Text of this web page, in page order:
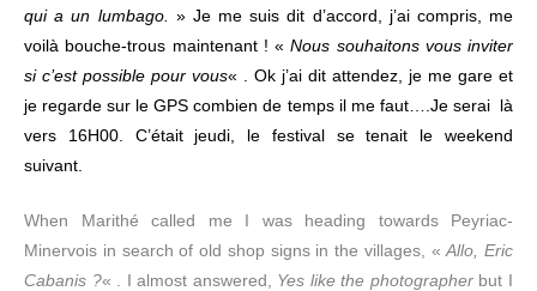
qui a un lumbago.
» Je me suis dit d’accord, j’ai compris, me
voilà bouche-trous maintenant ! «Nous souhaitons vous inviter
si c’est possible pour vous« . Ok j’ai dit attendez, je me gare et
je regarde sur le GPS combien de temps il me faut….Je serai là
vers 16H00. C’était jeudi, le festival se tenait le weekend
suivant.
When Marithé called me I was heading towards Peyriac-
Minervois in search of old shop signs in the villages, «Allo, Eric
Cabanis ?« . I almost answered, Yes like the photographerbut I